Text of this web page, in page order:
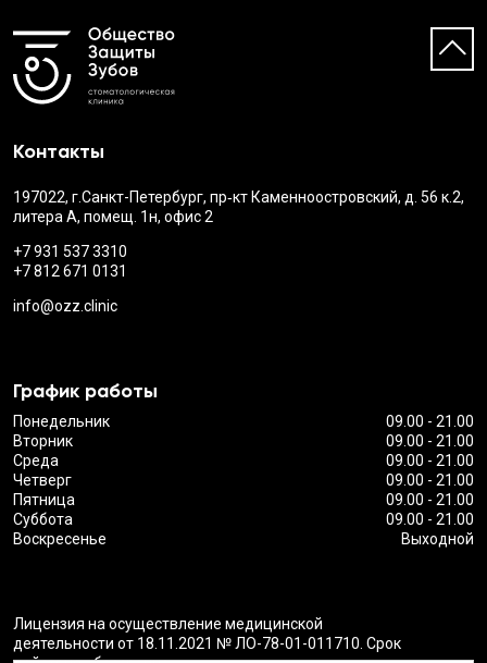
Лицензия на осуществление медицинской
деятельности от 18.11.2021 № ЛО-78-01-011710. Срок
Контакты
197022, г.Санкт-Петербург, пр‑кт Каменноостровский, д. 56 к.2,
литера А, помещ. 1н, офис 2
+7 931 537 3310
+7 812 671 0131
info@ozz.clinic
График работы
Понедельник
09.00 - 21.00
Вторник
09.00 - 21.00
Среда
09.00 - 21.00
Четверг
09.00 - 21.00
Пятница
09.00 - 21.00
Суббота
09.00 - 21.00
Воскресенье
Выходной